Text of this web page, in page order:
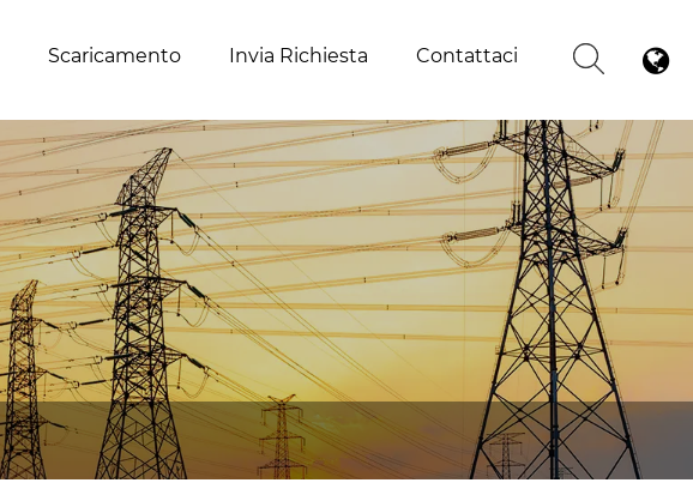
Scaricamento Invia Richiesta Contattaci